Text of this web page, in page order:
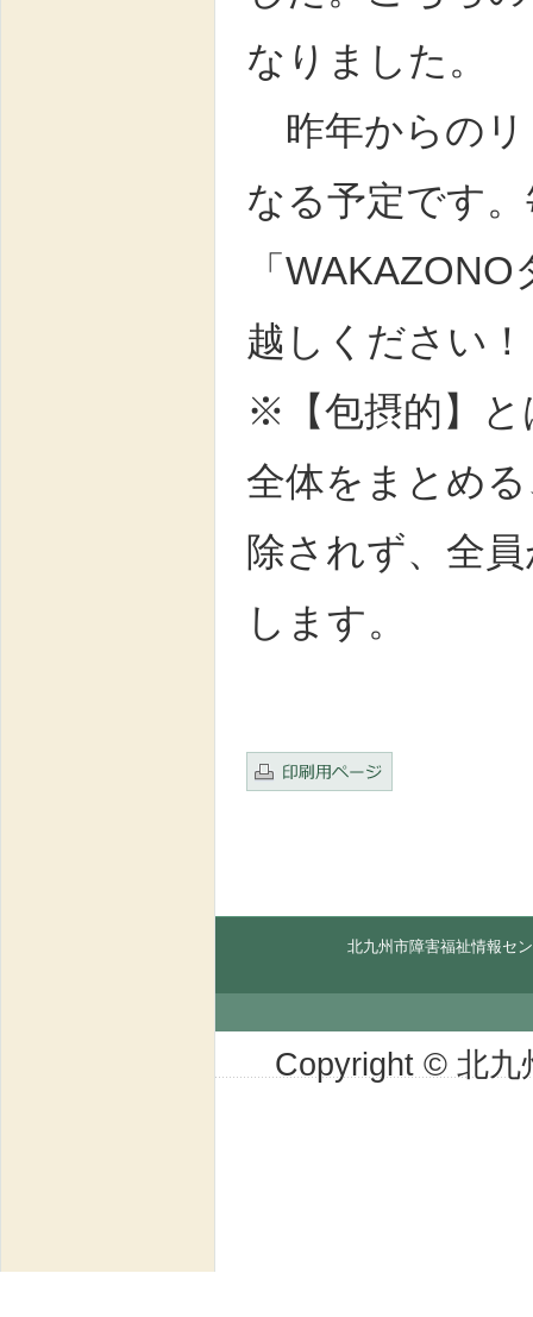
なりました。
昨年からのリ
なる予定です
「
越しください！
※【包摂的】と
全体をまとめ
除されず、全
します。
北九州市障害福祉情報セ
Copyright © 北九